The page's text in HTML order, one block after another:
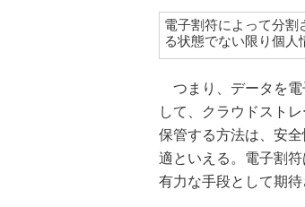
電子割符によって分割
る状態でない限り個人
つまり、データを電
して、クラウドスト
保管する方法は、安
適といえる。電子割
有力な手段として期待